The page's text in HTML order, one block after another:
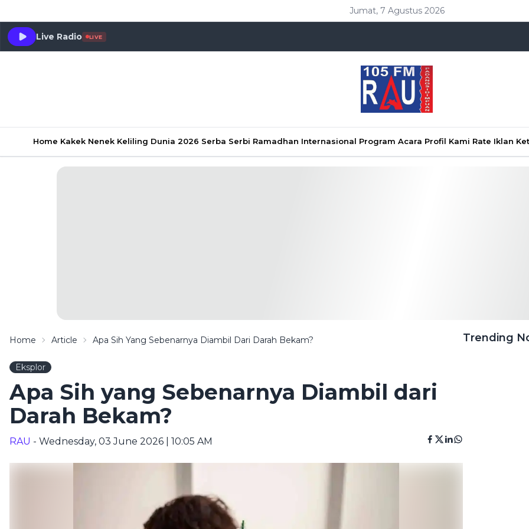
Jumat, 7 Agustus 2026
Live Radio LIVE
Home Kakek Nenek Keliling Dunia 2026 Serba Serbi Ramadhan Internasional Program Acara Profil Kami Rate Iklan
Home Article Apa Sih Yang Sebenarnya Diambil Dari Darah Bekam?
Eksplor
Apa Sih yang Sebenarnya Diambil dari
Darah Bekam?
RAU - Wednesday, 03 June 2026 | 10:05 AM
Trending